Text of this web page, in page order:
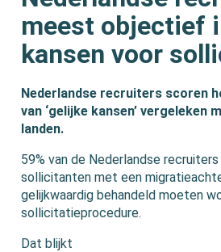
meest objectief
kansen voor
Nederlandse recruiters scoren
van ‘gelijke kansen’ vergeleken
landen.
59% van de Nederlandse
sollicitanten met een
gelijkwaardig behandeld moeten
sollicitatieprocedure.
Dat blijkt